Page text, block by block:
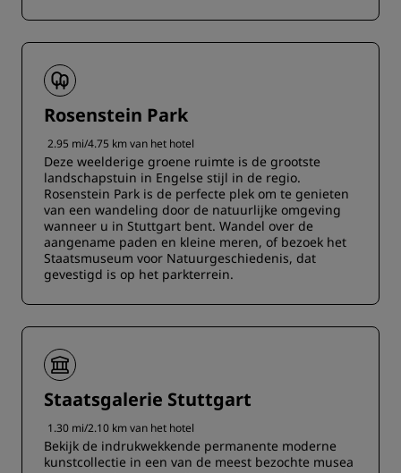
Rosenstein Park
2.95 mi/4.75 km van het hotel
Deze weelderige groene ruimte is de grootste
landschapstuin in Engelse stijl in de regio.
Rosenstein Park is de perfecte plek om te genieten
van een wandeling door de natuurlijke omgeving
wanneer u in Stuttgart bent. Wandel over de
aangename paden en kleine meren, of bezoek het
Staatsmuseum voor Natuurgeschiedenis, dat
gevestigd is op het parkterrein.
Staatsgalerie Stuttgart
1.30 mi/2.10 km van het hotel
Bekijk de indrukwekkende permanente moderne
kunstcollectie in een van de meest bezochte musea